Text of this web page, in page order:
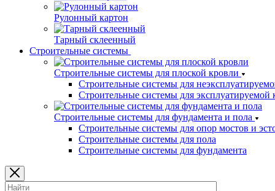
Рулонный картон
Тарный склеенный
Строительные системы
Строительные системы для плоской кровли
Строительные системы для
Строительные системы для эксплуатируемой
Строительные системы для фундамента и пола
Строительные системы для опор мостов и
Строительные системы для пола
Строительные системы для фундамента